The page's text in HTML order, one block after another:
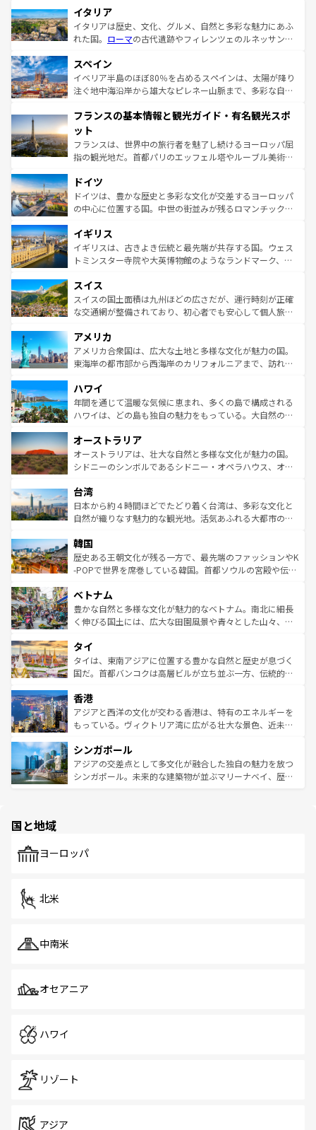
イタリア
イタリアは歴史、文化、グルメ、自然と多彩な魅力にあふ
れた国。 ローマの古代遺跡やフィレンツェのルネッサンス
ろん、トスカーナの美しい田園風景やアマルフィ海岸の絶
景など、自然景観も見逃せない。観光の合間には、本場の
ピザやパスタなど、絶品のイタリア料理を堪能することも
ませてくれるイタリアで、忘れられない旅をしてみよう！
なお、新着のイタリア情報は
しい。
スペイン
イベリア半島のほぼ80％を占めるスペインは、太陽が降り
注ぐ地中海沿岸から雄大なピレネー山脈まで、多彩な自然
文化が根付くこの国では、情熱的なフラメンコ、熱気あふ
れる闘牛、そして美味しいタパスが生活の一部となってい
る。首都マドリードの洗練された雰囲気や、バルセロナの
アートに溢れた街角から、地方では古代ローマ遺跡や中世
せる。地方によって風土や気候が異なるスペインはその個
性で訪れる人を魅了する。 なお、新着のスペイン情報は コ
ンテンツ一覧を参照してほしい。
フランスの基本情報と観光ガイド・有名観光スポ
ット
フランスは、世界中の旅行者を魅了し続けるヨーロッパ屈
指の観光地だ。首都パリのエッフェル塔やルーブル美術館
で、幅広い魅力が詰まっている。華麗な宮殿、歴史的な大
聖堂、美しいビーチ、そして豊かな自然が、訪れる者を心
から魅了する。また、フランスは美食の国としても知ら
いる。シャンパンの発祥地であるランス、プロヴァンスの
香り高いラベンダー畑など、多彩な楽しみ方が可能だ。さ
らに、パリ以外の地域にも魅力が溢れており、どの街角に
れる地方に足を運ぶとそれぞれで全く異なる文化を体験で
きるだろう。 なお、新着のフランス情報はコンテンツ一覧
を参照してほしい。
ドイツ
ドイツは、豊かな歴史と多彩な文化が交差するヨーロッパ
の中心に位置する国。中世の街並みが残るロマンチック街
顔を持つこの国は、どこを歩いても飽きることがない。ベ
ルリンの文化的活気、バイエルン州のアルプスの絶景、そ
してライン川沿いのワイン畑といった風景は必見。ビール
は、お酒好きな人にはぜひ体験してほしい。 なお、新着の
ドイツ情報はコンテンツ一覧を参照してほしい。
イギリス
イギリスは、古きよき伝統と最先端が共存する国。ウェス
トミンスター寺院や大英博物館のようなランドマーク、歴
リアごとに異なる魅力がある。また、優雅なアフタヌーン
ティー、ビール好きにはたまらない英国パブ、サッカー観
戦など、本場だからこそできる体験も豊富。イギリスを旅
ンツ一覧を参照してほしい。
スイス
スイスの国土面積は九州ほどの広さだが、運行時刻が正確
な交通網が整備されており、初心者でも安心して個人旅行
の建物がそのまま残る町や、スイスならではのユニークな
博物館もあり、アルプス観光だけでなく町歩きも満喫する
ことができる。国民の所得が高いため物価も高いが、旅行
ば市内交通費無料で観光を楽しむこともできる。 なお、新
着のスイス情報はコンテンツ一覧 を参照してほしい。
アメリカ
アメリカ合衆国は、広大な土地と多様な文化が魅力の国。
東海岸の都市部から西海岸のカリフォルニアまで、訪れる
のような巨大都市は、観光、ショッピング、エンターテイ
ンメントが詰まった刺激的なスポットだ。一方、アメリカ
西部には大自然が広がり、グランドキャニオンやイエロー
部のニューオーリンズでは、音楽と美食が融合した独特の
文化が魅力。旅行者はアメリカの各地域で異なる魅力を楽
しみながら、その多様性と豊かな歴史を感じることができ
ならではの贅沢な旅のスタイルだ。 なお、新着のアメリカ
情報はコンテンツ一覧を参照してほしい。
ハワイ
年間を通じて温暖な気候に恵まれ、多くの島で構成される
ハワイは、どの島も独自の魅力をもっている。大自然の神
ワイ島は見逃せない。また、定番の観光地といえばオアフ
島だが、静かな自然を求めるならマウイ島やカウアイ島が
おすすめ。エメラルドグリーンに輝く海をはじめ、豊かな
れるおもてなしの心で訪れる人々を迎えてくれるハワイの
人々、おいしいローカルフードやハワイアンミュージッ
ク、伝統的なフラダンスなど、すべてがハワイの魅力を彩
ワイを、存分に味わってほしい。 なお、新着のハワイ情報
はコンテンツ一覧を参照してほしい。
オーストラリア
オーストラリアは、壮大な自然と多様な文化が魅力の国。
シドニーのシンボルであるシドニー・オペラハウス、オー
リアリーフや大陸中央部にそびえるウルル（エアーズロッ
ク）、タスマニアの美しい原生林やケアンズの熱帯雨林な
ど、見どころがたくさん。また、カフェやワイン、オージ
いる。アクティビティも充実しており、サーフィンやダイ
ビング、ハイキングなど、アウトドア好きにはたまらな
い。オーストラリアの多彩な魅力を存分に味わいつくそ
参照してほしい。
台湾
日本から約４時間ほどでたどり着く台湾は、多彩な文化と
自然が織りなす魅力的な観光地。活気あふれる大都市の台
ン）、静ひつな山岳地帯である台湾東部など、都市の喧騒
と山間の静けさが共存しており、訪れる人に新しい発見と
驚きをもたらしてくれる。また、奥深い台湾の食文化も魅
容にもいいと評判のスイーツなど、バラエティ豊かな料理
が味わえる。 なお、新着の台湾情報は コンテンツ一覧を参
照してほしい。
韓国
歴史ある王朝文化が残る一方で、最先端のファッションやK
-POPで世界を席巻している韓国。首都ソウルの宮殿や伝統
き、地方に足を延ばせば四季折々の自然美を楽しむことが
できる。そして、キムチや焼肉、絶品のストリートフード
まで、さまざまな韓国料理が待っている。夜には、韓国な
リティに包まれながら、韓国の多彩な魅力を心ゆくまで味
わってみてほしい。 なお、新着の韓国情報はコンテンツ一
覧を参照してほしい。
ベトナム
豊かな自然と多様な文化が魅力的なベトナム。南北に細長
く伸びる国土には、広大な田園風景や青々とした山々、世
急速な発展と共に伝統が息づく。ハノイの古い町並みやホ
ーチミン市のフランス統治時代の建物も、独特の雰囲気を
醸し出している。また、バラエティの豊かさとおいしさで
とつ。フォーやバインミー、ベトナムコーヒーなどは、ぜ
ひ現地で味わいたい。どの地域を訪れてもあたたかい人々
が旅行者を迎えてくれるので、きっと忘れられない旅にな
参照してほしい。
タイ
タイは、東南アジアに位置する豊かな自然と歴史が息づく
国だ。首都バンコクは高層ビルが立ち並ぶ一方、伝統的な
の活気が交差している。北部ではチェンマイなどの山岳地
帯で自然と触れ合い、南部ではプーケットやクラビの美し
いビーチでリゾート気分を楽しむことができる。タイ料理
激する。気候は一年中温暖で、どの季節にも異なる楽しみ
が待っている。親しみやすいタイの人々、仏教を中心とし
た文化、そして多様な観光資源が、訪れる旅人を魅了し続
香港
アジアと西洋の文化が交わる香港は、特有のエネルギーを
もっている。ヴィクトリア湾に広がる壮大な景色、近未来
み、どこを訪れても感動するはず。観光スポットが密集し
ており、効率よく見どころを回れるのも魅力。息をのむよ
うな絶景から文化的な体験まで、香港を存分に楽しみ尽く
シンガポール
アジアの交差点として多文化が融合した独自の魅力を放つ
シンガポール。未来的な建築物が並ぶマリーナベイ、歴史
で、ホーカーズは地元の風情を楽しめる外せないスポット
国と地域
ヨーロッパ
北米
中南米
オセアニア
ハワイ
リゾート
アジア